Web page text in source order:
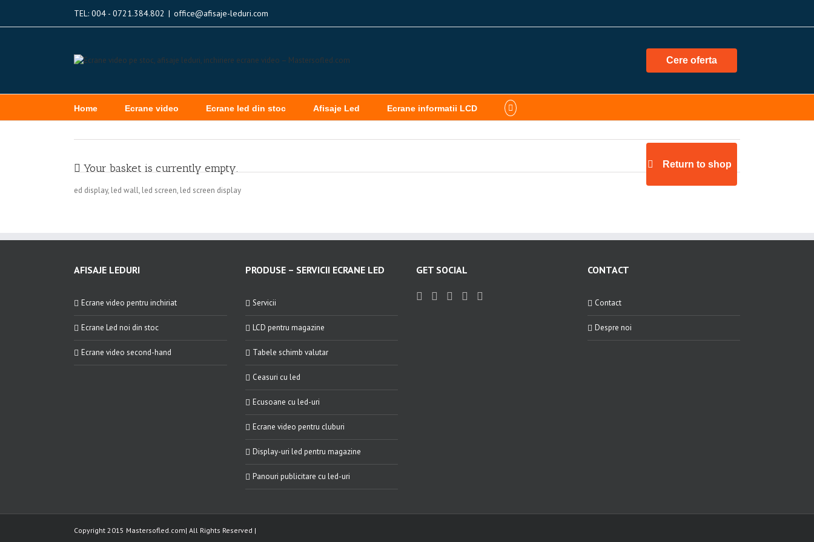
TEL: 004 - 0721.384.802 | office@afisaje-leduri.com
Cere oferta
Home Ecrane video Ecrane led din stoc Afisaje Led Ecrane informatii LCD
Your basket is currently empty. Return to shop
ed display, led wall, led screen, led screen display
AFISAJE LEDURI
Ecrane video pentru inchiriat
Ecrane Led noi din stoc
Ecrane video second-hand
PRODUSE – SERVICII ECRANE LED
Servicii
LCD pentru magazine
Tabele schimb valutar
Ceasuri cu led
Ecusoane cu led-uri
Ecrane video pentru cluburi
Display-uri led pentru magazine
Panouri publicitare cu led-uri
GET SOCIAL CONTACT
Contact
Despre noi
Copyright 2015 Mastersofled.com| All Rights Reserved |